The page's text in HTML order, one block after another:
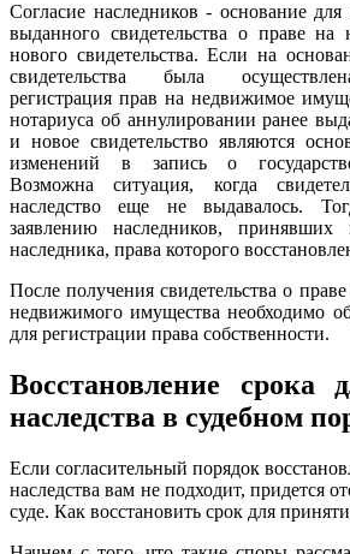
Согласие наследников - основание для
выданного свидетельства о праве на
нового свидетельства. Если на
свидетельства была
регистрация прав на недвижимое
нотариуса об аннулировании ранее
и новое свидетельство являются
изменений в запись о
Возможна ситуация, когда
наследство еще не выдавалось.
заявлению наследников, принявших
наследника, права которого
После получения свидетельства о
недвижимого имущества необходимо
для регистрации права собственности.
Восстановление срока
наследства в судебном
Если согласительный порядок
наследства вам не подходит, придется
суде. Как восстановить срок для